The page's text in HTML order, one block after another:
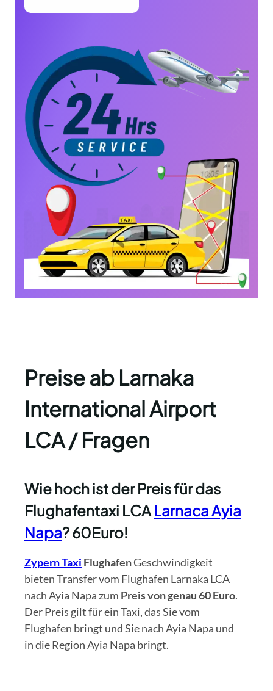
Preise ab Larnaka
International Airport
LCA / Fragen
Wie hoch ist der Preis für das
Flughafentaxi LCA Larnaca Ayia
Napa? 60Euro!
Zypern Taxi FlughafenGeschwindigkeit
bieten Transfer vom Flughafen Larnaka LCA
nach Ayia Napa zum Preis von genau 60 Euro.
Der Preis gilt für ein Taxi, das Sie vom
Flughafen bringt und Sie nach Ayia Napa und
in die Region Ayia Napa bringt.